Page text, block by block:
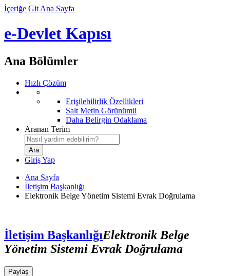
İçeriğe Git Ana Sayfa
e-Devlet Kapısı
Ana Bölümler
Hızlı Çözüm
Erişilebilirlik Özellikleri
Salt Metin Görünümü
Daha Belirgin Odaklama
Aranan Terim
Giriş Yap
Ana Sayfa
İletişim Başkanlığı
Elektronik Belge Yönetim Sistemi Evrak Doğrulama
İletişim BaşkanlığıElektronik Belge
Yönetim Sistemi Evrak Doğrulama
Paylaş